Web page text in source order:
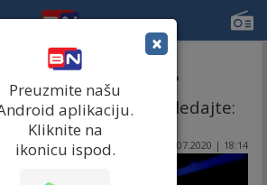
13.07.2020.
televizije večeras gledajte:
13.07.2020 | 18:14
×
Preuzmite našu
aplikaciju.
Kliknite na
ikonicu ispod.